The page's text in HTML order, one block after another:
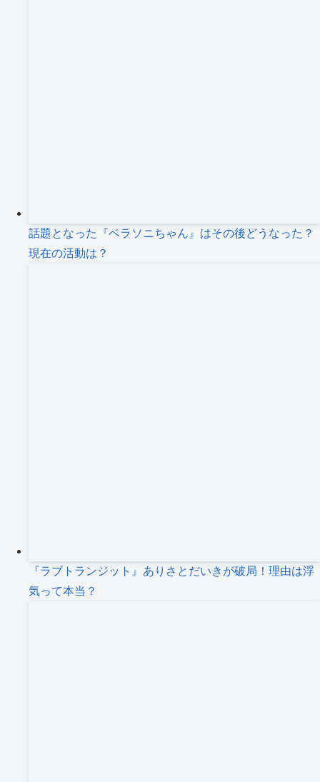
話題となった『ベラソニちゃん』はその後どうなった？
現在の活動は？
『ラブトランジット』ありさとだいきが破局！理由は浮
気って本当？